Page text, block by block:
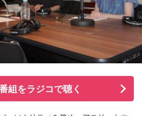
しかも自分の声で流したいと思っ
りを書斎で練習して、音源として残
にも聴こえているはずだから、お葬
てた曲だ』と思ってもらえたら」と
から田村への質疑応答も実施。最後
組をラジコで聴く